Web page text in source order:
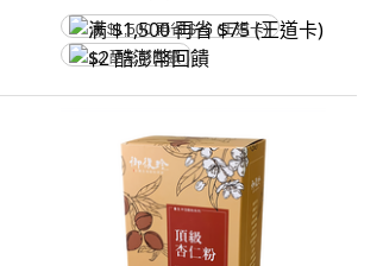
满 $1,500 再省 $75 (王道卡)
$2 酷澎幣回饋